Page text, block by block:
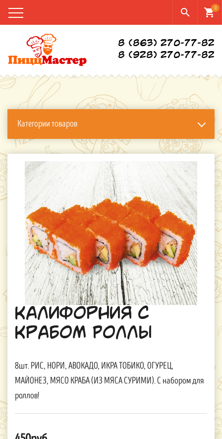
shopping_cart0
search
8 (863) 270-77-82
8 (928) 270-77-82
Категории товаров
Калифорния с
Крабом Роллы
8шт. РИС, НОРИ, АВОКАДО, ИКРА ТОБИКО, ОГУРЕЦ,
МАЙОНЕЗ, МЯСО КРАБА (ИЗ МЯСА СУРИМИ). С набором для
роллов!